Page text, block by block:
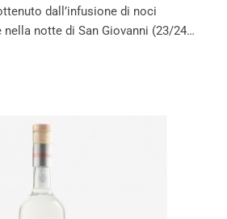
dall’infusione di noci
notte di San Giovanni (23/24…